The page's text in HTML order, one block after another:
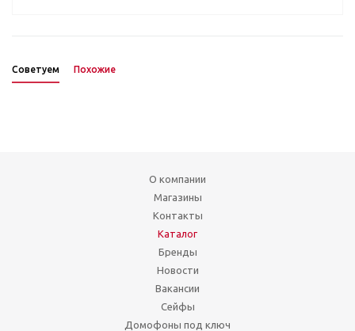
Советуем Похожие
О компании
Магазины
Контакты
Каталог
Бренды
Новости
Вакансии
Сейфы
Домофоны под ключ